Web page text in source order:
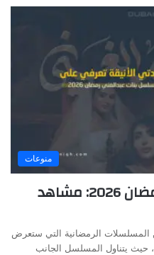
منوعات
مسلسل بنات عبدالغني رمضان 2026: مشاهد
2026 واحدة من المسلسلات الرمضانية التي ستعرض
حيث يتناول المسلسل الجانب